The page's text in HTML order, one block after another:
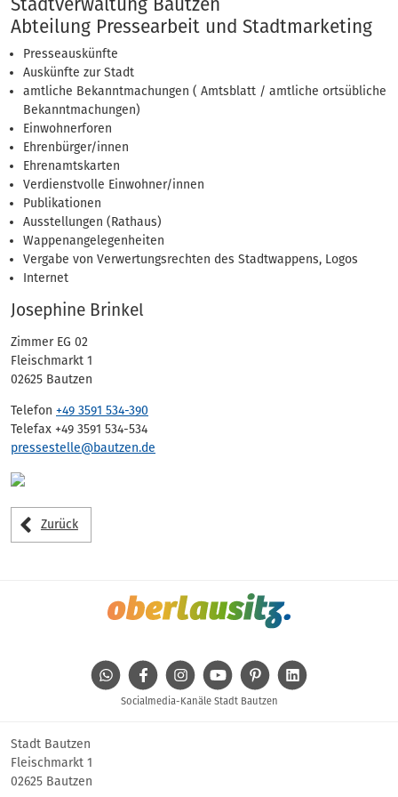
Abteilung Pressearbeit und Stadtmarketing
Presseauskünfte
Auskünfte zur Stadt
amtliche Bekanntmachungen ( Amtsblatt / amtliche ortsübliche
Bekanntmachungen)
Einwohnerforen
Ehrenbürger/innen
Ehrenamtskarten
Verdienstvolle Einwohner/innen
Publikationen
Ausstellungen (Rathaus)
Wappenangelegenheiten
Vergabe von Verwertungsrechten des Stadtwappens, Logos
Internet
Josephine Brinkel
Zimmer EG 02
Fleischmarkt 1
02625 Bautzen
Telefon +49 3591 534-390
Telefax +49 3591 534-534
pressestelle@bautzen.de
Zurück
WhatsAppFacebookInstagramYoutube Pinterest
Socialmedia-Kanäle Stadt Bautzen
Stadt Bautzen
Fleischmarkt 1
02625 Bautzen